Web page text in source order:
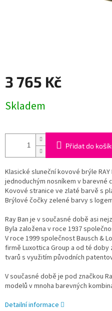
3 765 Kč
cena:
Skladem
Přidat do
Klasické sluneční kovové brýle
jednoduchým nosníkem v barevné
Kovové stranice ve zlaté barvě s
Brýlové čočky zelené barvy s
Ray Ban je v současné době asi
Byla založena v roce 1937
V roce 1999 společnost Bausch &
firmě Luxottica Group a od té
tvarů s využitím původních
V současné době je pod značkou
modelů v mnoha barevných
Detailní informace